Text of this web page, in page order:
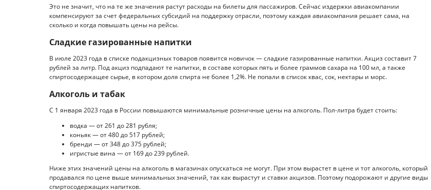
Это не значит, что на те же значения растут расходы на билеты для пассажиров. Сейчас издержки авиакомпании
компенсируют за счет федеральных субсидий на поддержку отрасли, поэтому каждая авиакомпания решает сама, на
сколько и когда повышать цены на рейсы.
Сладкие газированные напитки
В июле 2023 года в списке подакцизных товаров появится новичок — сладкие газированные напитки. Акциз составит 7
рублей за литр. Под акциз подпадают те напитки, в составе которых пять и более граммов сахара на 100 мл, а также
спиртосодержащее сырье, в котором доля спирта не более 1,2%. Не попали в список квас, сок, нектары и морс.
Алкоголь и табак
С 1 января 2023 года в России повышаются минимальные розничные цены на алкоголь. Пол-литра будет стоить:
водка — от 261 до 281 рубля;
коньяк — от 480 до 517 рублей;
бренди — от 348 до 375 рублей;
игристые вина — от 169 до 239 рублей.
Ниже этих значений цены на алкоголь в магазинах опускаться не могут. При этом вырастет в цене и тот алкоголь, который
продавался по цене выше минимальных значений, так как вырастут и ставки акцизов. Поэтому подорожают и другие виды
спиртосодержащих напитков.